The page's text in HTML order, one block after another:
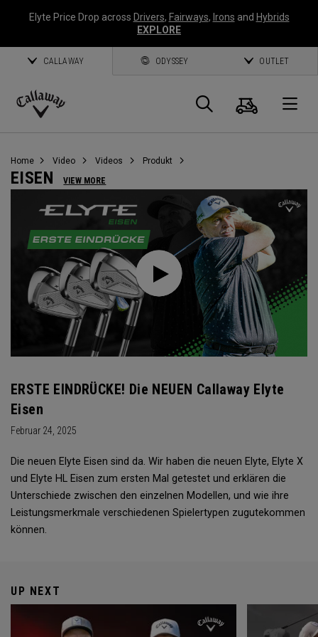
Elyte Price Drop across Drivers, Fairways, Irons and Hybrids
EXPLORE
CALLAWAY ODYSSEY OUTLET
Callaway
Suche
Home Video Videos Produkt
EISEN VIEW MORE
ERSTE EINDRÜCKE! Die NEUEN Callaway Elyte
Eisen
Februar 24, 2025
Die neuen Elyte Eisen sind da. Wir haben die neuen Elyte, Elyte X
und Elyte HL Eisen zum ersten Mal getestet und erklären die
Unterschiede zwischen den einzelnen Modellen, und wie ihre
Leistungsmerkmale verschiedenen Spielertypen zugutekommen
können.
UP NEXT